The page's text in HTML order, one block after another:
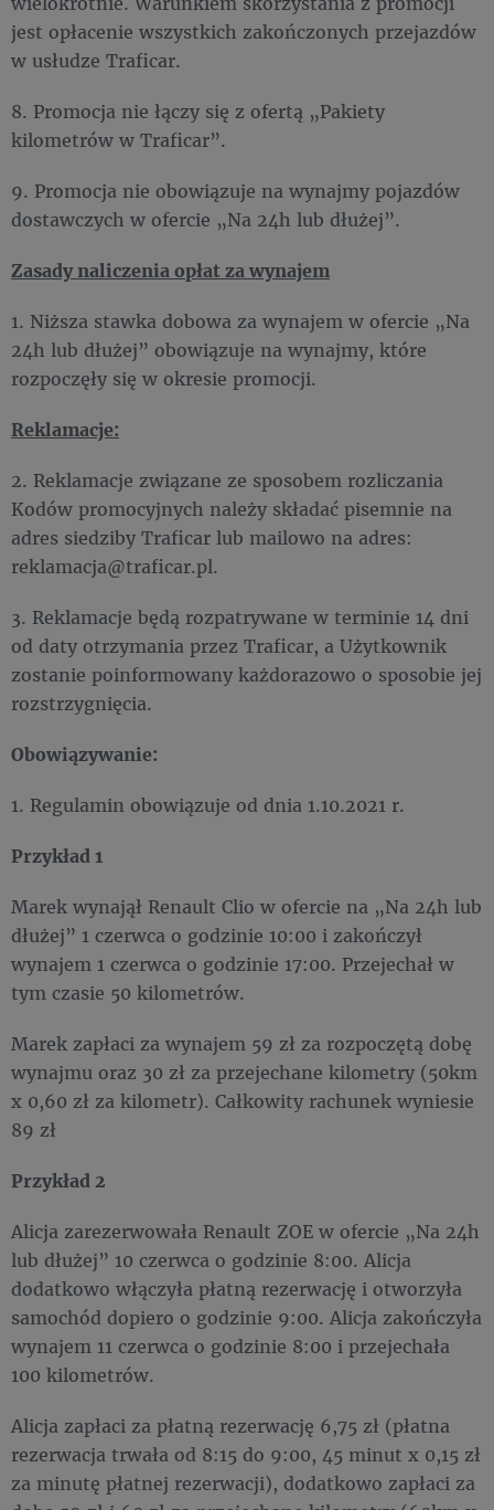
jest opłacenie wszystkich zakończonych przejazdów
w usłudze Traficar.
8. Promocja nie łączy się z ofertą „Pakiety
kilometrów w Traficar”.
9. Promocja nie obowiązuje na wynajmy pojazdów
dostawczych w ofercie „Na 24h lub dłużej”.
Zasady naliczenia opłat za wynajem
1. Niższa stawka dobowa za wynajem w ofercie „Na
24h lub dłużej” obowiązuje na wynajmy, które
rozpoczęły się w okresie promocji.
Reklamacje:
2. Reklamacje związane ze sposobem rozliczania
Kodów promocyjnych należy składać pisemnie na
adres siedziby Traficar lub mailowo na adres:
reklamacja@traficar.pl.
3. Reklamacje będą rozpatrywane w terminie 14 dni
od daty otrzymania przez Traficar, a Użytkownik
zostanie poinformowany każdorazowo o sposobie jej
rozstrzygnięcia.
Obowiązywanie:
1. Regulamin obowiązuje od dnia 1.10.2021 r.
Przykład 1
Marek wynajął Renault Clio w ofercie na „Na 24h lub
dłużej” 1 czerwca o godzinie 10:00 i zakończył
wynajem 1 czerwca o godzinie 17:00. Przejechał w
tym czasie 50 kilometrów.
Marek zapłaci za wynajem 59 zł za rozpoczętą dobę
wynajmu oraz 30 zł za przejechane kilometry (50km
x 0,60 zł za kilometr). Całkowity rachunek wyniesie
89 zł
Przykład 2
Alicja zarezerwowała Renault ZOE w ofercie „Na 24h
lub dłużej” 10 czerwca o godzinie 8:00. Alicja
dodatkowo włączyła płatną rezerwację i otworzyła
samochód dopiero o godzinie 9:00. Alicja zakończyła
wynajem 11 czerwca o godzinie 8:00 i przejechała
100 kilometrów.
Alicja zapłaci za płatną rezerwację 6,75 zł (płatna
rezerwacja trwała od 8:15 do 9:00, 45 minut x 0,15 zł
za minutę płatnej rezerwacji), dodatkowo zapłaci za